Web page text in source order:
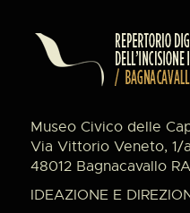
Museo Civico delle
Via Vittorio Veneto, 1/
48012 Bagnacavallo RA
IDEAZIONE E